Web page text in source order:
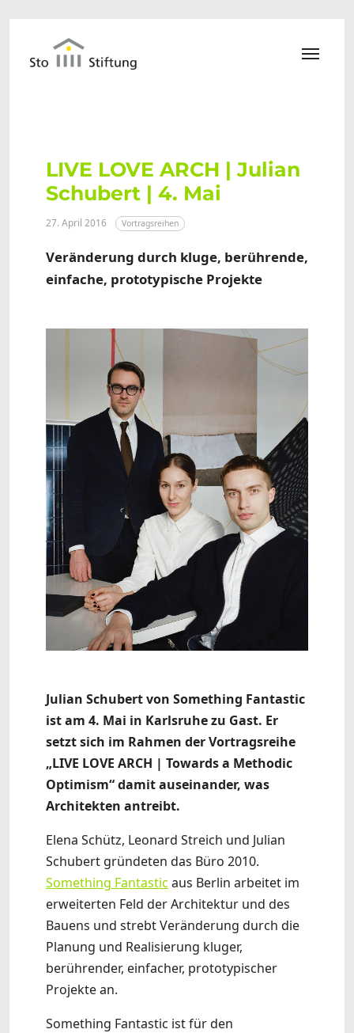
LIVE LOVE ARCH | Julian
Schubert | 4. Mai
27. April 2016 Vortragsreihen
Veränderung durch kluge, berührende,
einfache, prototypische Projekte
Julian Schubert von Something Fantastic
ist am 4. Mai in Karlsruhe zu Gast. Er
setzt sich im Rahmen der Vortragsreihe
„LIVE LOVE ARCH | Towards a Methodic
Optimism“ damit auseinander, was
Architekten antreibt.
Elena Schütz, Leonard Streich und Julian
Schubert gründeten das Büro 2010.
Something Fantastic aus Berlin arbeitet im
erweiterten Feld der Architektur und des
Bauens und strebt Veränderung durch die
Planung und Realisierung kluger,
berührender, einfacher, prototypischer
Projekte an.
Something Fantastic ist für den